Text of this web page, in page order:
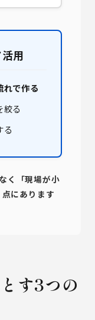
用
れで作る
る
る
く「現場が小
にあります
す3つの